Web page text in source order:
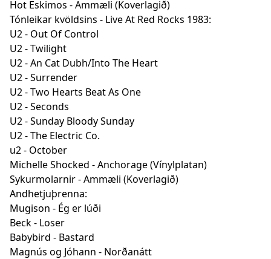
Hot Eskimos - Ammæli (Koverlagið)
Tónleikar kvöldsins - Live At Red Rocks 1983:
U2 - Out Of Control
U2 - Twilight
U2 - An Cat Dubh/Into The Heart
U2 - Surrender
U2 - Two Hearts Beat As One
U2 - Seconds
U2 - Sunday Bloody Sunday
U2 - The Electric Co.
u2 - October
Michelle Shocked - Anchorage (Vínylplatan)
Sykurmolarnir - Ammæli (Koverlagið)
Andhetjuþrenna:
Mugison - Ég er lúði
Beck - Loser
Babybird - Bastard
Magnús og Jóhann - Norðanátt